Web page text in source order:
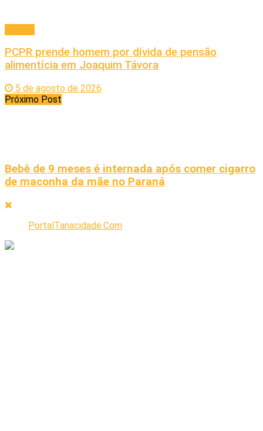
PCPR prende homem por dívida de pensão
alimentícia em Joaquim Távora
5 de agosto de 2026
Próximo Post
Bebê de 9 meses é internada após comer cigarro
de maconha da mãe no Paraná
PortalTanacidade.Com